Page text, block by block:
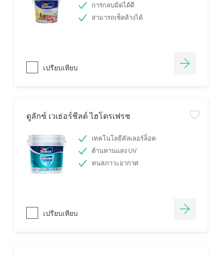
การกลบมิดได้ดี
สามารถเช็ดล้างได้
เปรียบเทียบ
ดูลักซ์ เวเธ่อร์ชีลด์ ไฮโดรเฟรช
เทคโนโลยีคัลเลอร์ล็อค
ต้านทานแสง UV
ทนสภาวะอากาศ
เปรียบเทียบ